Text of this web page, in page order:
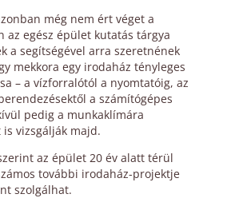
még nem ért véget a
az egész épület kutatás tárgya
a segítségével arra szeretnének
mekkora egy irodaház tényleges
– a vízforralótól a nyomtatóig, az
a számítógépes
pedig a munkaklímára
vizsgálják majd.
az épület 20 év alatt térül
további irodaház-projektje
szolgálhat.